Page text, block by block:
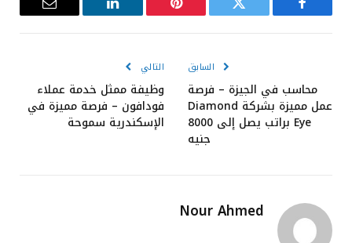
فيسبوك تويتر بينتيريست لينكدإن
البريد
السابق
محاسب في الجيزة – فرصة
عمل مميزة بشركة Diamond
Eye براتب يصل إلى 8000
جنيه
التالي
وظيفة ممثل خدمة عملاء
فودافون – فرصة مميزة في
الإسكندرية سموحة
Nour Ahmed